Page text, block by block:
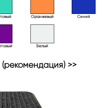
Оранжевый Синий
Белый
>>